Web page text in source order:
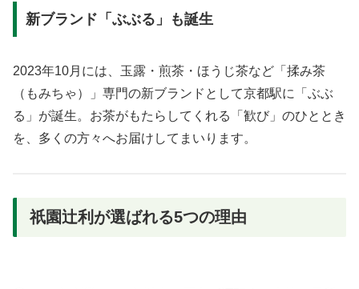
新ブランド「ぶぶる」も誕生
2023年10月には、玉露・煎茶・ほうじ茶など「揉み茶
（もみちゃ）」専門の新ブランドとして京都駅に「ぶぶ
る」が誕生。お茶がもたらしてくれる「歓び」のひととき
を、多くの方々へお届けしてまいります。
祇園辻利が選ばれる5つの理由